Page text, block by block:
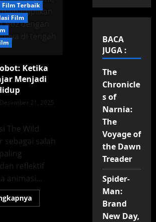
Film Terbaik
Film
Ketika
Menjadi
Desember 21, 2025
The Wild
sebagai salah
reflektif
animasi...
Read
more
BACA
JUGA :
The
Chronicle
s of
Narnia:
The
Voyage of
the Dawn
Treader
Spider-
Man:
Brand
New Day,